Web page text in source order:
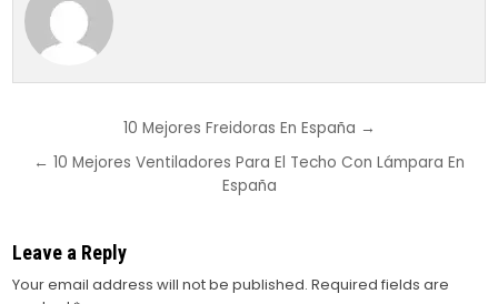
navigation
10 Mejores Freidoras En España →
← 10 Mejores Ventiladores Para El Techo Con Lámpara En
España
Leave a Reply
Your email address will not be published. Required fields are